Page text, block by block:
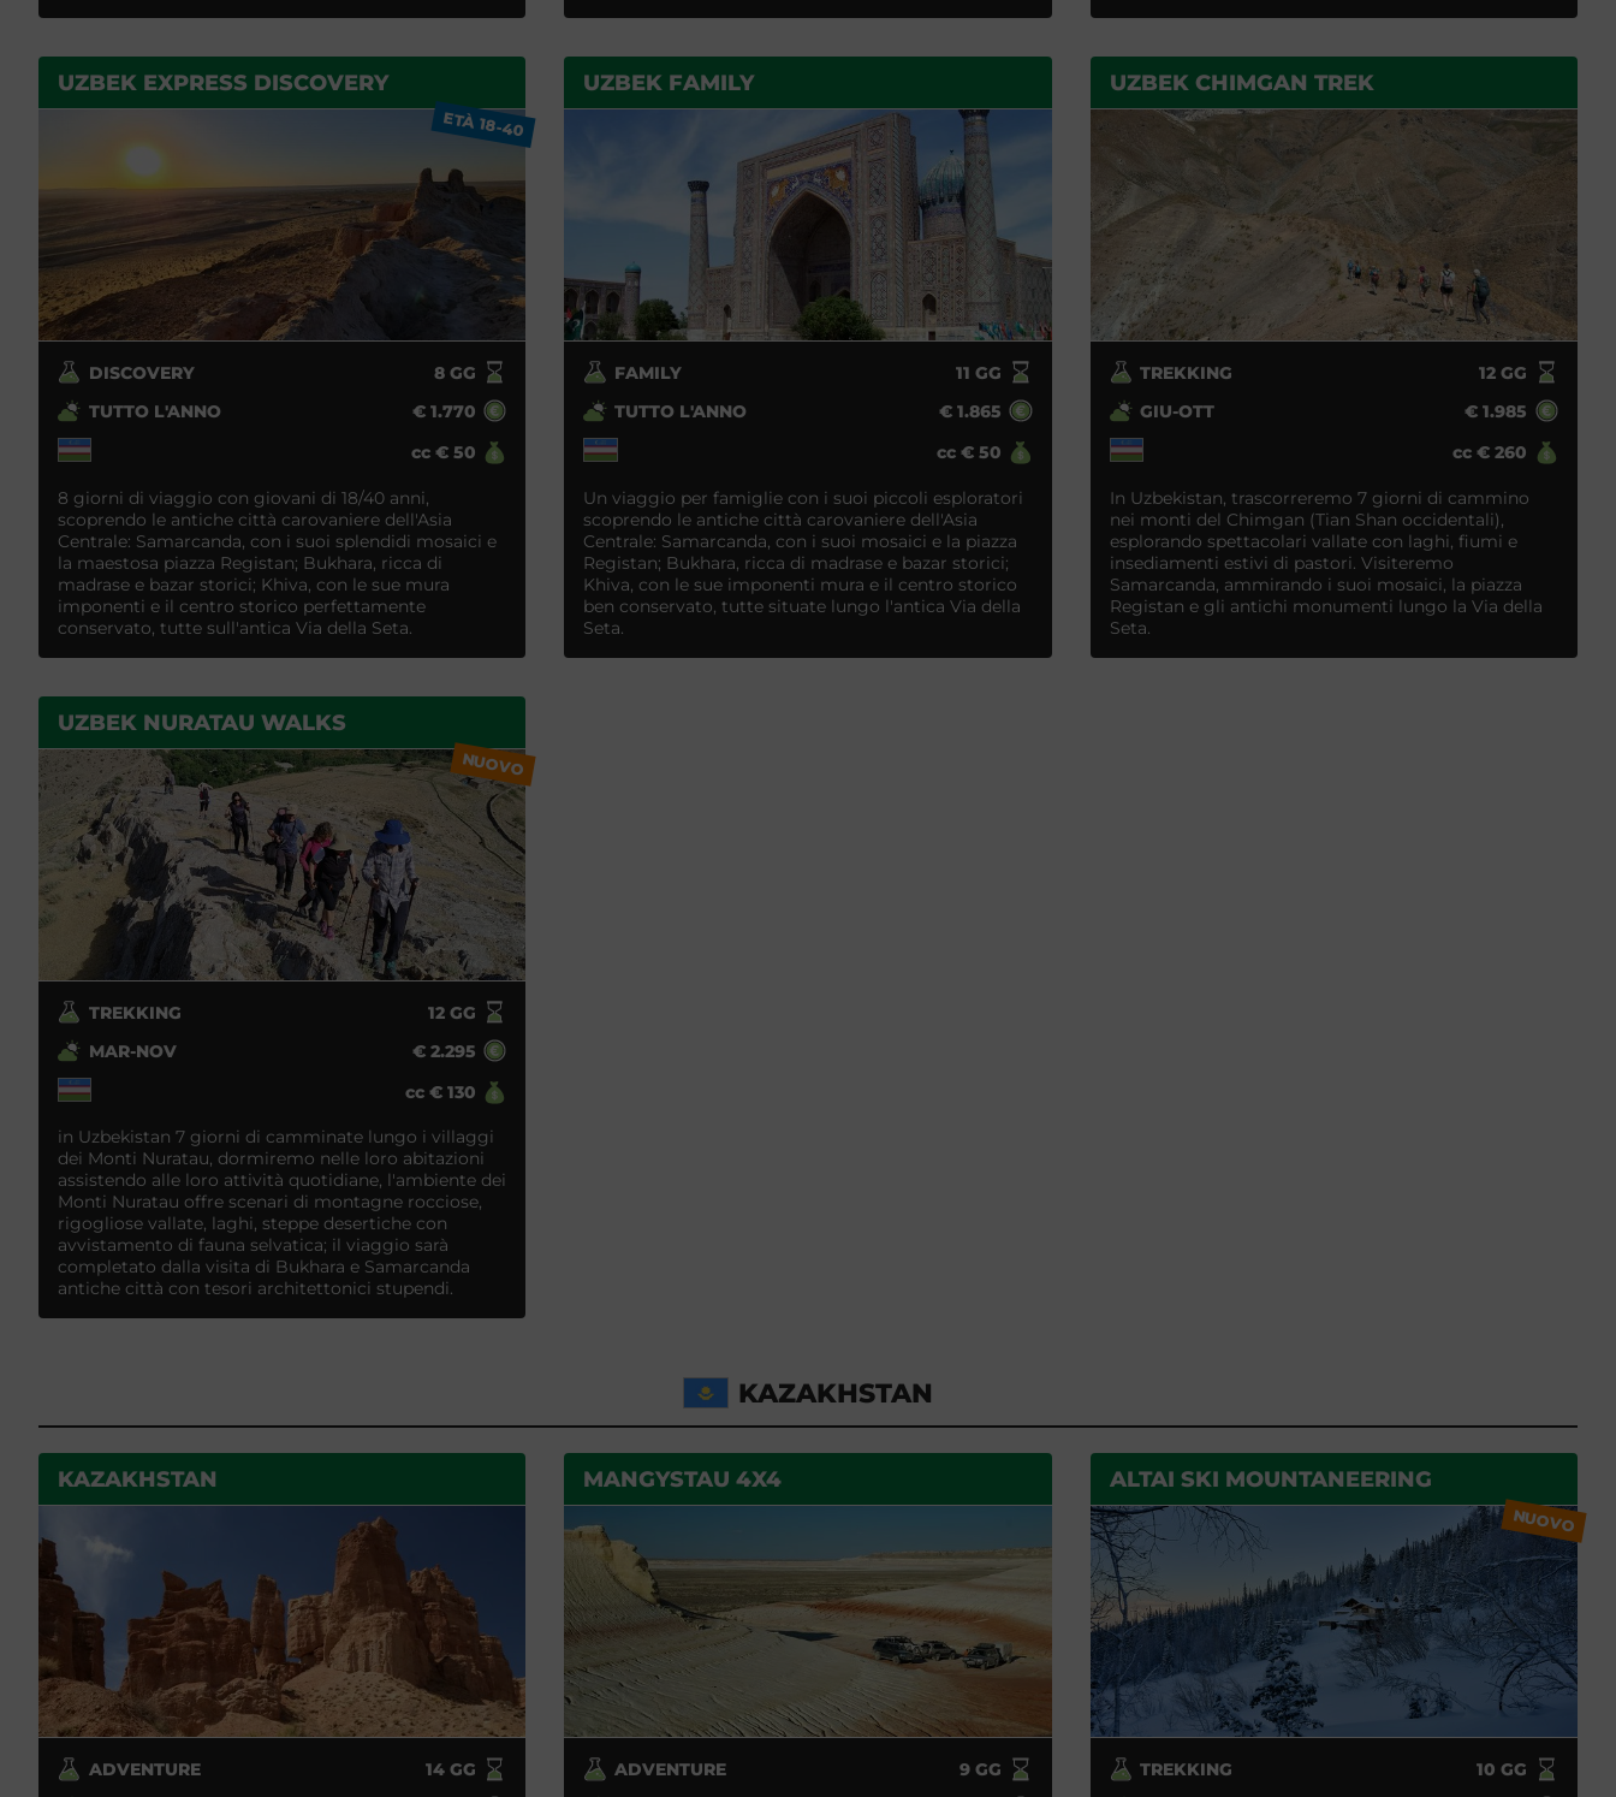
UZBEK EXPRESS DISCOVERY
ETÀ 18-40
DISCOVERY 8GG
TUTTO L'ANNO
€ 1.770
cc € 50
8 giorni di viaggio con giovani di 18/40 anni,
scoprendo le antiche città carovaniere dell'Asia
Centrale: Samarcanda, con i suoi splendidi mosaici e
la maestosa piazza Registan; Bukhara, ricca di
madrase e bazar storici; Khiva, con le sue mura
imponenti e il centro storico perfettamente
conservato, tutte sull'antica Via della Seta.
UZBEK FAMILY
FAMILY 11 GG
TUTTO L'ANNO
€ 1.865
cc€ 50
Un viaggio per famiglie con i suoi piccoli esploratori
scoprendo le antiche città carovaniere dell'Asia
Centrale: Samarcanda, con i suoi mosaici e la piazza
Registan; Bukhara, ricca di madrase e bazar storici;
Khiva, con le sue imponenti mura e il centro storico
ben conservato, tutte situate lungo l'antica Via della
Seta.
UZBEK CHIMGAN TREK
TREKKING 12 GG
GIU-OTT
€ 1.985
cc€ 260
In Uzbekistan, trascorreremo 7 giorni di cammino
nei monti del Chimgan (Tian Shan occidentali),
esplorando spettacolari vallate con laghi, fiumi e
insediamenti estivi di pastori. Visiteremo
Samarcanda, ammirando i suoi mosaici, la piazza
Registan e gli antichi monumenti lungo la Via della
Seta.
UZBEK NURATAU WALKS
NUOVO
TREKKING 12GG
MAR-NOV
€ 2.295
cc € 130
in Uzbekistan 7 giorni di camminate lungo i villaggi
dei Monti Nuratau, dormiremo nelle loro abitazioni
assistendo alle loro attività quotidiane, l'ambiente dei
Monti Nuratau offre scenari di montagne rocciose,
rigogliose vallate, laghi, steppe desertiche con
avvistamento di fauna selvatica; il viaggio sarà
completato dalla visita di Bukhara e Samarcanda
antiche città con tesori architettonici stupendi.
KAZAKHSTAN
KAZAKHSTAN
ADVENTURE 14GG
MANGYSTAU 4X4
ADVENTURE 9 GG
ALTAI SKI MOUNTANEERING
NUOVO
TREKKING 10 GG